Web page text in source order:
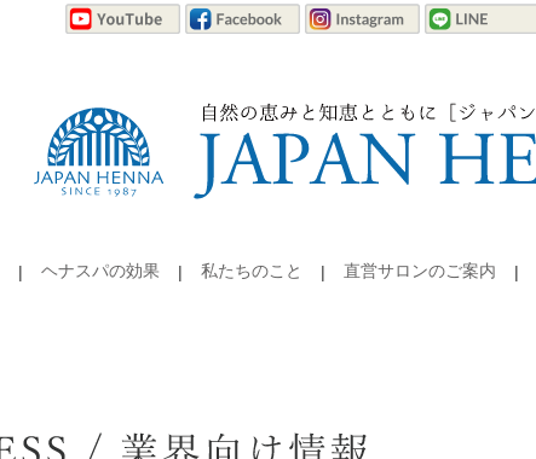
ヘナスパの効果 私たちのこと 直営サロンのご案内